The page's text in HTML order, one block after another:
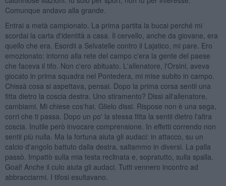
Comunque andavo alla grande.
Entrai a metà campionato. La prima partita la bucai perché mi
scordai la carta d'identità a casa. Il cervello, anche da giovane, era
quello che era. Esordii a Selvatelle contro il Lajatico, mi pare. Ero
emozionato: intorno alla rete del campo c'era la gente del paese
che faceva il tifo. Non c'ero abituato. L'allenatore, l'Orsini, aveva
giocato in prima squadra nel Pontedera, mi mise subito in campo.
Chissà cosa si aspettava, pensai. Dopo la prima corsa sentii una
fitta dietro la coscia destra. Uno stiramento? Dissi all'allenatore,
cambiami. Mi chiese cos'hai. Glielo dissi. Rispose non è una sega,
corri che ti passa. Dopo un po' la stessa fitta la sentii dietro l'altra
coscia. Inutile però invocare comprensione. In effetti correndo non
sentii più nulla. Ma la fortuna aiuta gli audaci: in attacco, su un
calcio d'angolo battuto dalla destra, saltammo in diversi. La palla
passò. Impattò sulla mia testa reclinata e, sopratutto, sulla spalla.
Goal! Anche il culo aiuta gli audaci. Tutti vennero incontro ad
abbracciarmi. I tifosi esultavano.